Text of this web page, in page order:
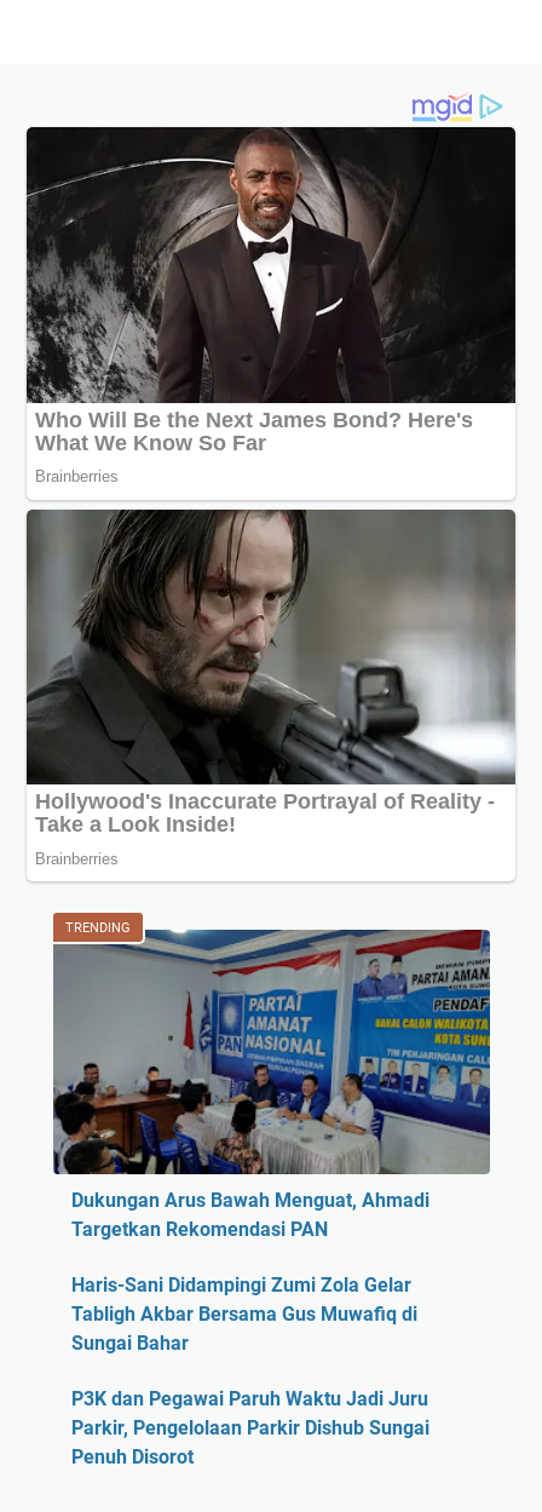
TRENDING
Dukungan Arus Bawah Menguat, Ahmadi
Targetkan Rekomendasi PAN
Haris-Sani Didampingi Zumi Zola Gelar
Tabligh Akbar Bersama Gus Muwafiq di
Sungai Bahar
P3K dan Pegawai Paruh Waktu Jadi Juru
Parkir, Pengelolaan Parkir Dishub Sungai
Penuh Disorot